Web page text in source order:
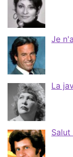
Je
La
Salut